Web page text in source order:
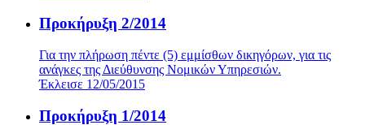
Προκήρυξη 2/2014
Για την πλήρωση πέντε (5) εμμίσθων δικηγόρων, για τις
ανάγκες της Διεύθυνσης Νομικών Υπηρεσιών.
Έκλεισε 12/05/2015
Προκήρυξη 1/2014